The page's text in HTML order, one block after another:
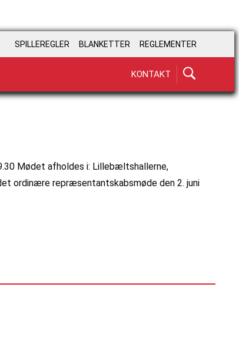
SPILLEREGLER BLANKETTER REGLEMENTER
KONTAKT
Mødet afholdes i: Lillebæltshallerne,
repræsentantskabsmøde den 2. juni